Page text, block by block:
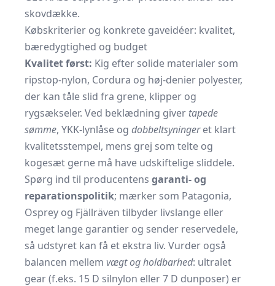
skovdække.
Købskriterier og konkrete gaveidéer: kvalitet,
bæredygtighed og budget
Kvalitet først: Kig efter solide materialer som
ripstop-nylon, Cordura og høj-denier polyester,
der kan tåle slid fra grene, klipper og
rygsækseler. Ved beklædning giver tapede
sømme, YKK-lynlåse og dobbeltsyningeret klart
kvalitetsstempel, mens grej som telte og
kogesæt gerne må have udskiftelige sliddele.
Spørg ind til producentens garanti- og
reparationspolitik; mærker som Patagonia,
Osprey og Fjällräven tilbyder livslange eller
meget lange garantier og sender reservedele,
så udstyret kan få et ekstra liv. Vurder også
balancen mellem vægt og holdbarhed: ultralet
gear (f.eks. 15 D silnylon eller 7 D dunposer) er